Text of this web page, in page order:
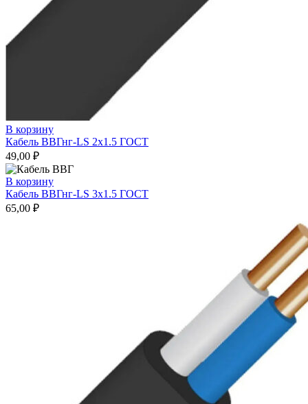
В корзину
Кабель ВВГнг-LS 2х1.5 ГОСТ
49,00 ₽
В корзину
Кабель ВВГнг-LS 3х1.5 ГОСТ
65,00 ₽